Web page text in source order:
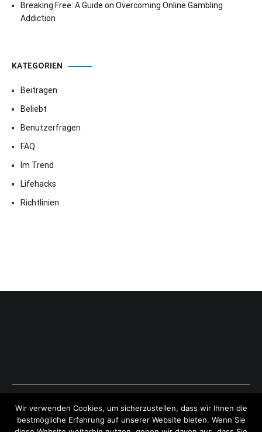
Breaking Free: A Guide on Overcoming Online Gambling
Addiction
KATEGORIEN
Beitragen
Beliebt
Benutzerfragen
FAQ
Im Trend
Lifehacks
Richtlinien
Copyright © 2026ExpressAntworten.com. All rights reserved.
Theme:Cenote by ThemeGrill. Powered byWordPress .
Wir verwenden Cookies, um sicherzustellen, dass wir Ihnen die
bestmögliche Erfahrung auf unserer Website bieten. Wenn Sie